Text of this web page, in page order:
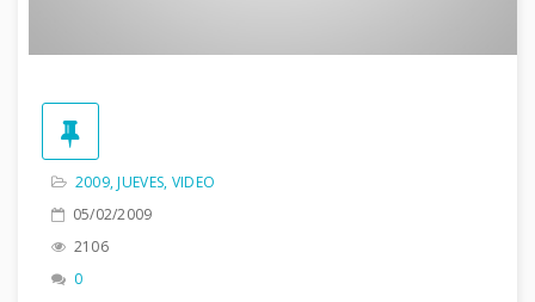
2009,JUEVES, VIDEO
05/02/2009
2106
0